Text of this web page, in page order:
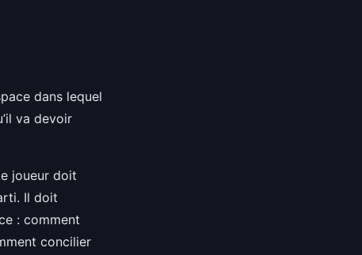
dans lequel
va devoir
joueur doit
Il doit
: comment
concilier